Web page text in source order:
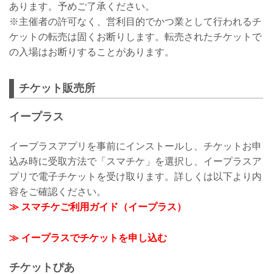
あります。予めご了承ください。
※主催者の許可なく、営利目的でかつ業として行われるチ
ケットの転売は固くお断りします。転売されたチケットで
の入場はお断りすることがあります。
チケット販売所
イープラス
イープラスアプリを事前にインストールし、チケットお申
込み時に受取方法で「スマチケ」を選択し、イープラスア
プリで電子チケットを受け取ります。詳しくは以下より内
容をご確認ください。
≫ スマチケご利用ガイド（イープラス）
≫ イープラスでチケットを申し込む
チケットぴあ